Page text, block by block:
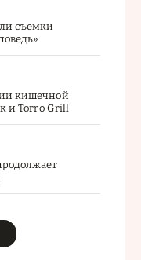
съемки
кишечной
и Torro Grill